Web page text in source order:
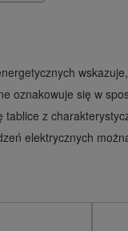
oznakowuje się w
z
elektrycznych